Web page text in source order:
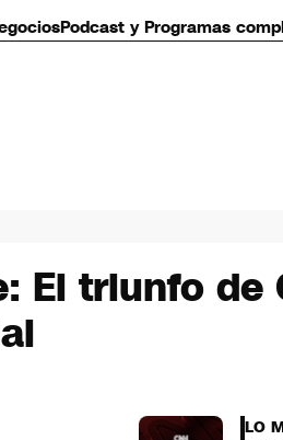
Podcast y Programas
El triunfo
LO